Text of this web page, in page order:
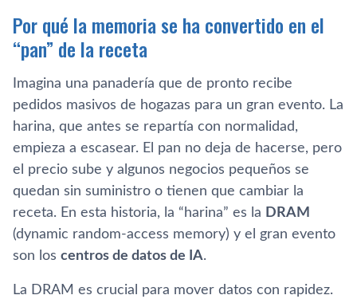
Por qué la memoria se ha convertido en el
“pan” de la receta
Imagina una panadería que de pronto recibe
pedidos masivos de hogazas para un gran evento. La
harina, que antes se repartía con normalidad,
empieza a escasear. El pan no deja de hacerse, pero
el precio sube y algunos negocios pequeños se
quedan sin suministro o tienen que cambiar la
receta. En esta historia, la “harina” es la DRAM
(dynamic random-access memory) y el gran evento
son los centros de datos de IA.
La DRAM es crucial para mover datos con rapidez.